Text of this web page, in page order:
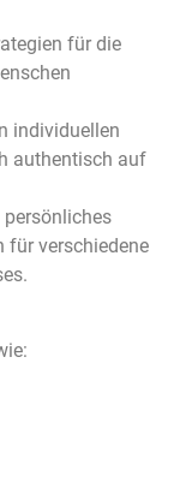
für die
individuellen
authentisch auf
persönliches
für verschiedene